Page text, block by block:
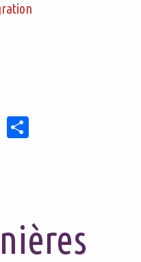
Twitter